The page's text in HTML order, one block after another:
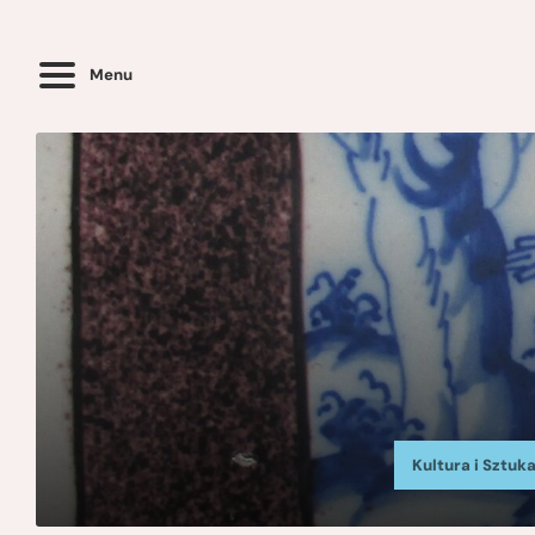
Menu
Kultura i Sztuka